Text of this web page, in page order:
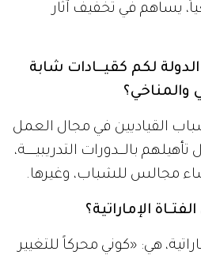
يساهم في تخفيف آثار
لكم كقيــادات شابة
والمناخي؟
القياديين في مجال العمل
بالـــدورات التدريبيــــــة،
مجالس للشباب، وغيرها.
الإماراتية؟
هي: «كوني محركاً للتغيير